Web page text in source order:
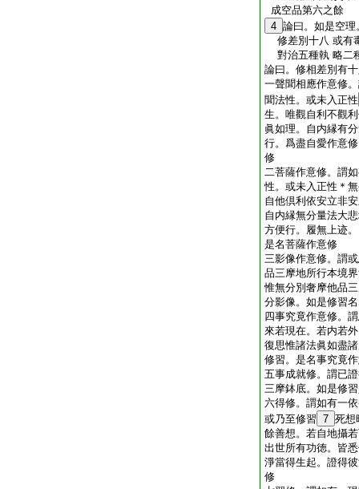
成空品第六之餘
4 論曰。如是空
修差別十八 或有
對治五種執 略二
論曰。修相差別有
一聲聞相應作意修
聞法性。或未入正性
生。唯觀自利不觀
眞如理。自内縁有
行。爲盡自愛作意
修
二菩薩作意修。謂
性。或未入正性＊
自他倶利依安立非
自内縁無分量法大
方便行。履無上迹
是名菩薩作意修
三影像作意修。謂
品三摩地所行本境
惟無分別奢摩他品
分影像。如是修習
四事究竟作意修。
來若現在。若内若
復思惟諸法眞如盡
修習。是名事究竟
五事成就修。謂已
三摩鉢底。如是修
六得修。謂如有一
或乃至修習 7 死想
餘善想。若自地攝
出世所有功徳。皆
淨當得生起。證得
修